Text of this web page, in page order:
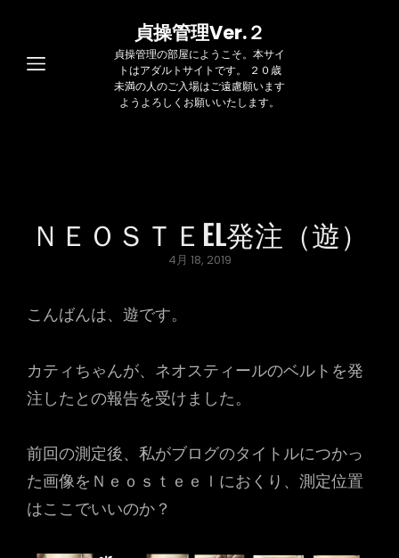
貞操管理Ver.２
貞操管理の部屋にようこそ。本サイ
トはアダルトサイトです。 ２０歳
未満の人のご入場はご遠慮願います
ようよろしくお願いいたします。
ＮＥＯＳＴＥEL発注（遊）
Posted
4月 18, 2019
こんばんは、遊です。
カティちゃんが、ネオスティールのベルトを発
注したとの報告を受けました。
前回の測定後、私がブログのタイトルにつかっ
た画像をＮｅｏｓｔｅｅｌにおくり、測定位置
はここでいいのか？